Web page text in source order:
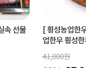
속 선물
[ 횡성농업한
업한우 횡성
41,000원